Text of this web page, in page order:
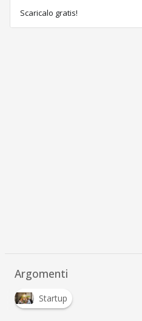
Scaricalo gratis!
Argomenti
Startup